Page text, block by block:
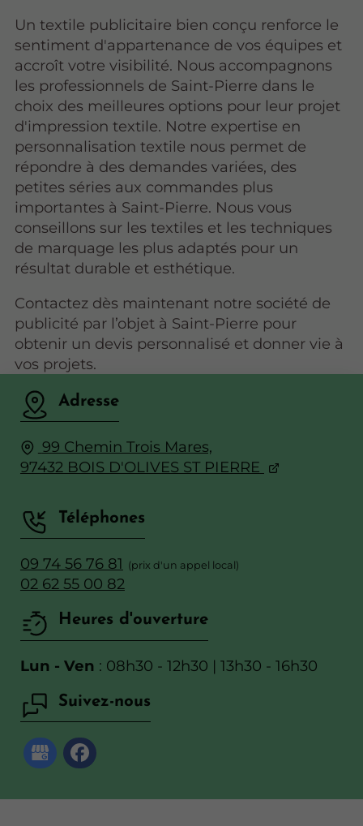
Un textile publicitaire bien conçu renforce le
sentiment d'appartenance de vos équipes et
accroît votre visibilité. Nous accompagnons
les professionnels de Saint-Pierre dans le
choix des meilleures options pour leur projet
d'impression textile. Notre expertise en
personnalisation textile nous permet de
répondre à des demandes variées, des
petites séries aux commandes plus
importantes à Saint-Pierre. Nous vous
conseillons sur les textiles et les techniques
de marquage les plus adaptés pour un
résultat durable et esthétique.
Contactez dès maintenant notre société de
publicité par l’objet à Saint-Pierre pour
obtenir un devis personnalisé et donner vie à
vos projets.
Adresse
99 Chemin Trois Mares,
97432 BOIS D'OLIVES ST PIERRE
Téléphones
09 74 56 76 81
02 62 55 00 82
Heures d'ouverture
Lun - Ven : 08h30 - 12h30 | 13h30 - 16h30
Suivez-nous